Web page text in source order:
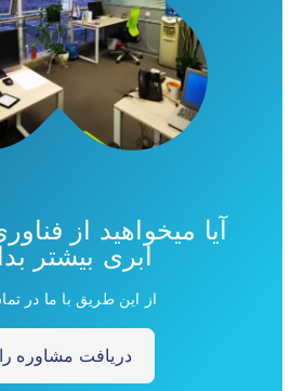
آیا میخواهید از
ابری بیشتر
از این طریق با ما در
دریافت مشاوره